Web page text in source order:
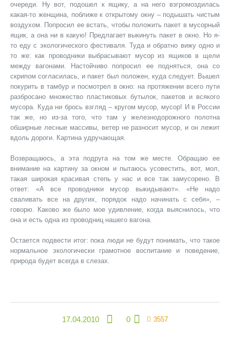
очереди. Ну вот, подошел к ящику, а на него взгромоздилась
какая-то женщина, поближе к открытому окну – подышать чистым
воздухом. Попросил ее встать, чтобы положить пакет в мусорный
ящик, а она ни в какую! Предлагает выкинуть пакет в окно. Но я-
то еду с экологического фестиваля. Туда и обратно вижу одно и
то же: как проводники выбрасывают мусор из ящиков в щели
между вагонами. Настойчиво попросил ее подняться, она со
скрипом согласилась, и пакет был положен, куда следует. Вышел
покурить в тамбур и посмотрел в окно: на протяжении всего пути
разбросано множество пластиковых бутылок, пакетов и всякого
мусора. Куда ни брось взгляд – кругом мусор, мусор! И в России
так же, но из-за того, что там у железнодорожного полотна
обширные лесные массивы, ветер не разносит мусор, и он лежит
вдоль дороги. Картина удручающая.
Возвращаюсь, а эта подруга на том же месте. Обращаю ее
внимание на картину за окном и пытаюсь усовестить, вот, мол,
такая широкая красивая степь у нас и все так замусорено. В
ответ: «А все проводники мусор выкидывают». «Не надо
сваливать все на других, порядок надо начинать с себя», –
говорю. Каково же было мое удивление, когда выяснилось, что
она и есть одна из проводниц нашего вагона.
Остается подвести итог: пока люди не будут понимать, что такое
нормальное экологически грамотное воспитание и поведение,
природа будет всегда в слезах.
17.04.2010 0 3557